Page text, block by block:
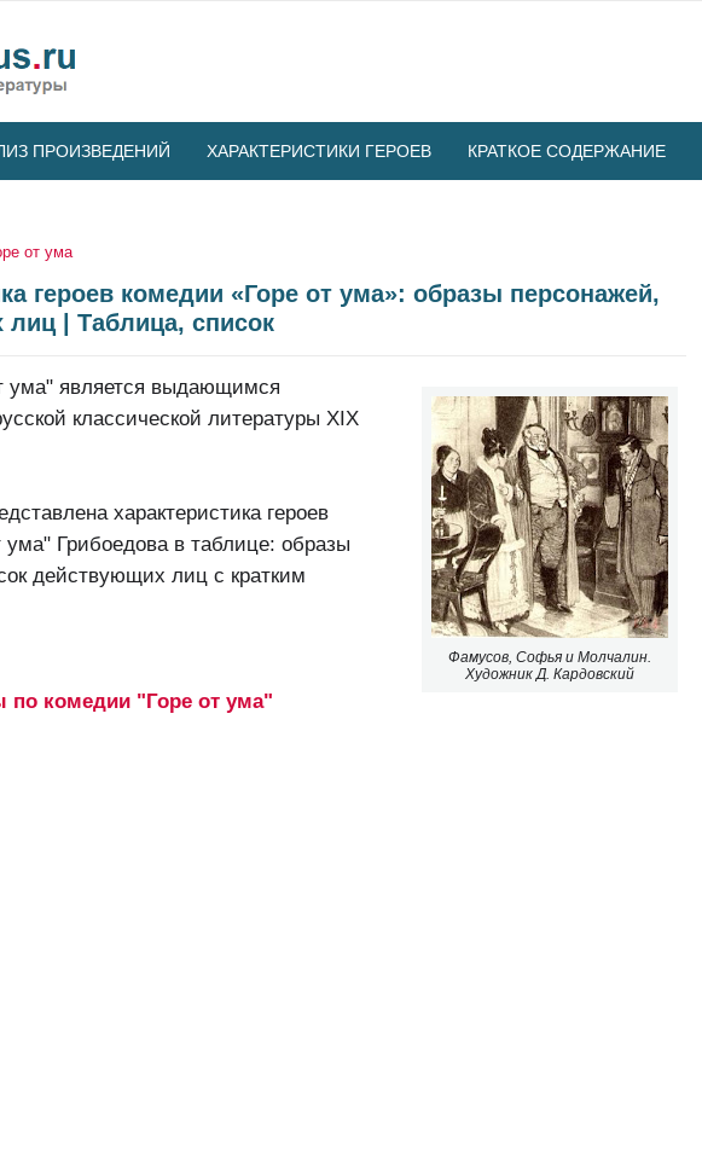
ПРОИЗВЕДЕНИЙ ХАРАКТЕРИСТИКИ ГЕРОЕВ КРАТКОЕ СОДЕРЖАНИЕ
от ума
героев комедии «Горе от ума»: образы персонажей,
| Таблица, список
Фамусов, Софья и Молчалин.
Художник Д. Кардовский
ума" является выдающимся
классической литературы XIX
характеристика героев
ума" Грибоедова в таблице: образы
действующих лиц с кратким
по комедии "Горе от ума"